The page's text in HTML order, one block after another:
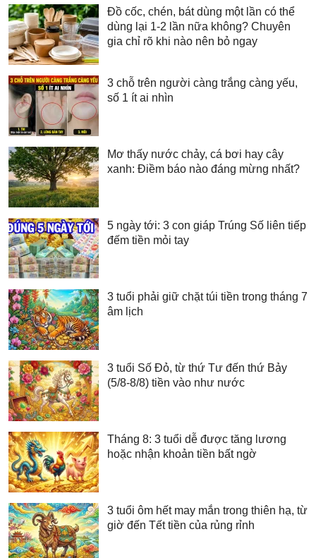
Đồ cốc, chén, bát dùng một lần có thể
dùng lại 1-2 lần nữa không? Chuyên
gia chỉ rõ khi nào nên bỏ ngay
3 chỗ trên người càng trắng càng yếu,
số 1 ít ai nhìn
Mơ thấy nước chảy, cá bơi hay cây
xanh: Điềm báo nào đáng mừng nhất?
5 ngày tới: 3 con giáp Trúng Số liên tiếp
đếm tiền mỏi tay
3 tuổi phải giữ chặt túi tiền trong tháng 7
âm lịch
3 tuổi Số Đỏ, từ thứ Tư đến thứ Bảy
(5/8-8/8) tiền vào như nước
Tháng 8: 3 tuổi dễ được tăng lương
hoặc nhận khoản tiền bất ngờ
3 tuổi ôm hết may mắn trong thiên hạ, từ
giờ đến Tết tiền của rủng rỉnh